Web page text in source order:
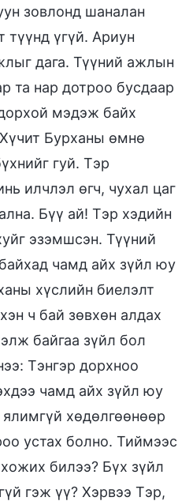
зовлонд шаналан
түүнд үгүй. Ариун
дага. Түүний ажлын
та нар дотроо бусдаар
мэдэж байх
Бурханы өмнө
гуй. Тэр
илчлэл өгч, чухал цаг
Бүү ай! Тэр хэдийн
эзэмшсэн. Түүний
чамд айх зүйл юу
хүслийн биелэлт
ч бай зөвхөн алдах
байгаа зүйл бол
Тэнгэр дорхноо
чамд айх зүйл юу
хөдөлгөөнөөр
устах болно. Тиймээс
билээ? Бүх зүйл
гэж үү? Хэрвээ Тэр,